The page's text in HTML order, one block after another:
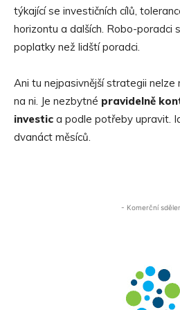
týkající se investičních cílů,
horizontu a dalších. Robo-poradci
poplatky než lidští poradci.
Ani tu nejpasivnější strategii
na ni. Je nezbytné pravidelně
investic a podle potřeby upravit.
dvanáct měsíců.
- Komerční